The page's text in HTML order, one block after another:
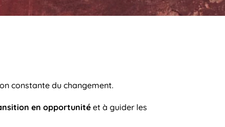
constante du changement.
en opportunité et à guider les